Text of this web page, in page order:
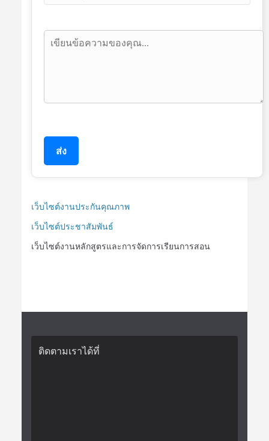
ส่ง
เว็บไซต์งานประกันคุณภาพ
เว็บไซต์ประชาสัมพันธ์
เว็บไซต์งานหลักสูตรและการจัดการเรียนการสอน
ติดตามเราได้ที่